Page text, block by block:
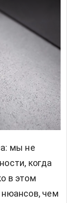
мы не
когда
в этом
нюансов, чем